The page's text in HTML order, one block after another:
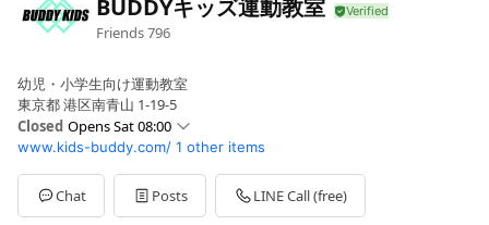
BUDDYキッズ運動教室
Friends796
幼児・小学生向け運動教室
東京都 港区南青山 1-19-5
Closed Opens Sat 08:00
Sun08:00 - 21:00
Mon08:00 - 21:00
Tue08:00 - 21:00
Wed08:00 - 21:00
www.kids-buddy.com/ 1 other items
Chat Posts LINE Call (free)